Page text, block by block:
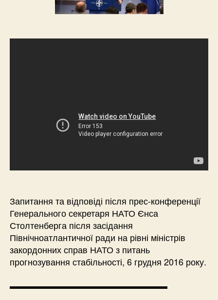
Запитання та відповіді після прес-конференції
Генерального секретаря НАТО Єнса
Столтенберга після засідання
Північноатлантичної ради на рівні міністрів
закордонних справ НАТО з питань
прогнозування стабільності, 6 грудня 2016 року.
▬▬▬▬▬▬▬▬▬▬▬▬▬▬▬▬▬▬